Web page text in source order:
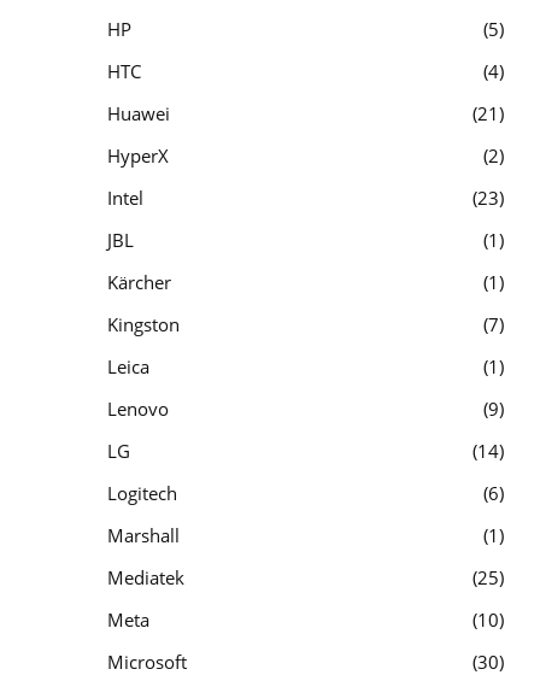
HP
5
HTC
4
Huawei
21
HyperX
2
Intel
23
JBL
1
Kärcher
1
Kingston
7
Leica
1
Lenovo
9
LG
14
Logitech
6
Marshall
1
Mediatek
25
Meta
10
Microsoft
30